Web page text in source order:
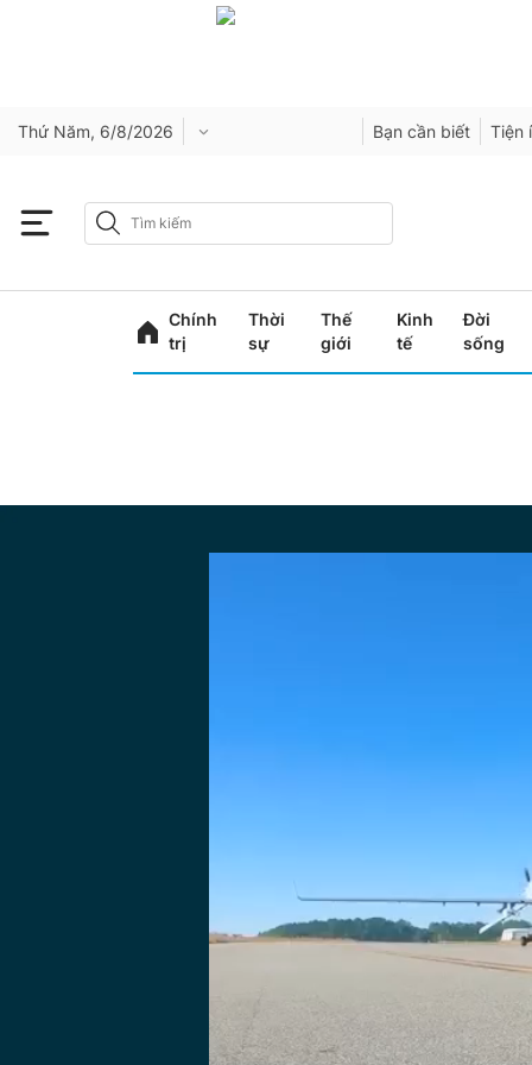
Thứ Năm, 6/8/2026 Bạn cần biết Tiện
Chính
trị
Thời
sự
Thế
giới
Kinh
tế
Đời
sống